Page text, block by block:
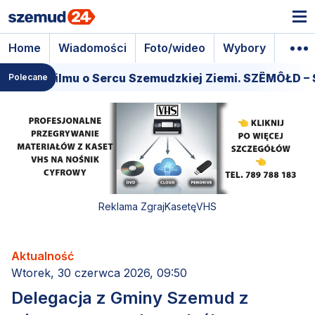
Home Wiadomości Foto/wideo Wybory
Polecane
filmu o Sercu Szemudzkiej Ziemi. SZËMÔŁD –
Reklama ZgrajKasetęVHS
Aktualność
Wtorek, 30 czerwca 2026, 09:50
Delegacja z Gminy Szemud z